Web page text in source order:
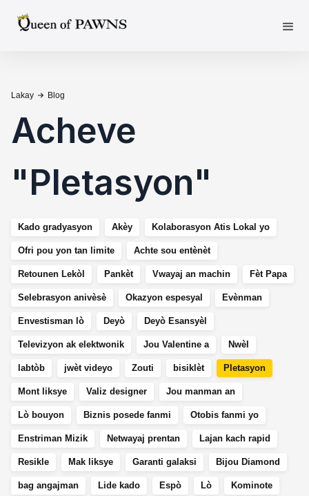
Lakay Blog
Acheve
"Pletasyon"
Kado gradyasyon Akèy Kolaborasyon Atis Lokal yo
Ofri pou yon tan limite Achte sou entènèt
Retounen Lekòl Pankèt Vwayaj an machin Fèt Papa
Selebrasyon anivèsè Okazyon espesyal Evènman
Envestisman lò Deyò Deyò Esansyèl
Televizyon ak elektwonik Jou Valentine a Nwèl
labtòb jwèt videyo Zouti bisiklèt Pletasyon
Mont liksye Valiz designer Jou manman an
Lò bouyon Biznis posede fanmi Otobis fanmi yo
Enstriman Mizik Netwayaj prentan Lajan kach rapid
Resikle Mak liksye Garanti galaksi Bijou Diamond
bag angajman Lide kado Espò Lò Kominote